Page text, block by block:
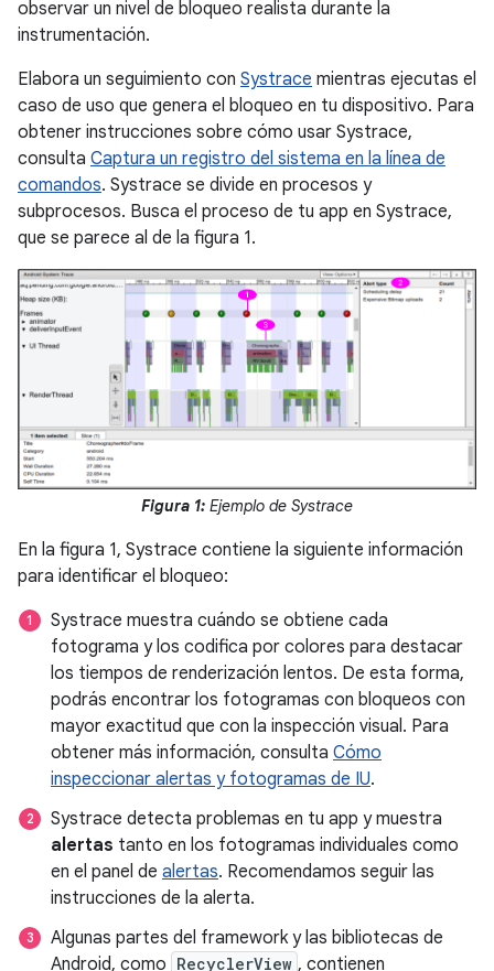
observar un nivel de bloqueo realista durante la
instrumentación.
Elabora un seguimiento con Systrace mientras ejecutas el
caso de uso que genera el bloqueo en tu dispositivo. Para
obtener instrucciones sobre cómo usar Systrace,
consulta Captura un registro del sistema en la línea de
comandos. Systrace se divide en procesos y
subprocesos. Busca el proceso de tu app en Systrace,
que se parece al de la figura 1.
Figura 1: Ejemplo de Systrace
En la figura 1, Systrace contiene la siguiente información
para identificar el bloqueo:
Systrace muestra cuándo se obtiene cada
fotograma y los codifica por colores para destacar
los tiempos de renderización lentos. De esta forma,
podrás encontrar los fotogramas con bloqueos con
mayor exactitud que con la inspección visual. Para
obtener más información, consulta Cómo
inspeccionar alertas y fotogramas de IU.
Systrace detecta problemas en tu app y muestra
alertas tanto en los fotogramas individuales como
en el panel de alertas. Recomendamos seguir las
instrucciones de la alerta.
Algunas partes del framework y las bibliotecas de
Android, como RecyclerView , contienen